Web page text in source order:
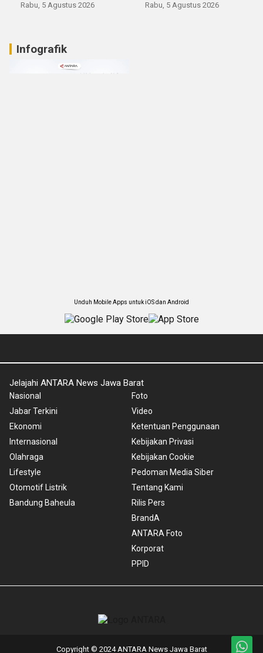
Rabu, 5 Agustus 2026 Rabu, 5 Agustus 2026
Infografik
Unduh Mobile Apps untuk iOS dan Android
Jelajahi ANTARA News Jawa Barat
Nasional
Jabar Terkini
Ekonomi
Internasional
Olahraga
Lifestyle
Otomotif Listrik
Bandung Baheula
Foto
Video
Ketentuan Penggunaan
Kebijakan Privasi
Kebijakan Cookie
Pedoman Media Siber
Tentang Kami
Rilis Pers
BrandA
ANTARA Foto
Korporat
PPID
Copyright © 2024 ANTARA News Jawa Barat